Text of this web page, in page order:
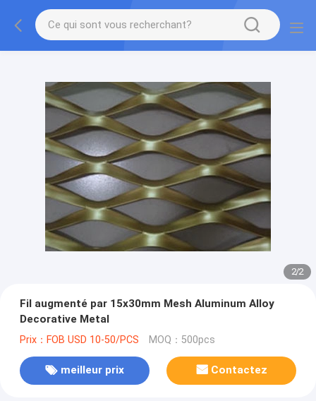
2/2
Fil augmenté par 15x30mm Mesh Aluminum Alloy
Decorative Metal
Prix：FOB USD 10-50/PCS MOQ：500pcs
meilleur prix Contactez